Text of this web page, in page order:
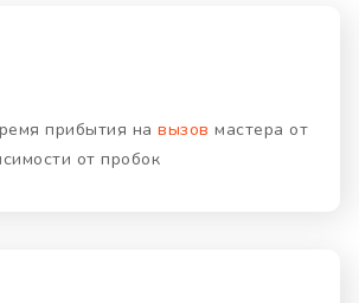
прибытия на вызов мастера от
от пробок